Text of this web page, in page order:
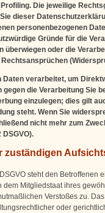
Die jeweilige
dieser
personenbezogenen
Gründe für die
überwiegen oder die
verarbeitet, um
die Verarbeitung Sie
einzulegen; dies gilt
steht. Wenn Sie
nicht mehr zum
zuständigen
steht den Betroffenen
Mitgliedstaat ihres
Verstoßes zu.
oder